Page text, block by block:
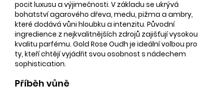
pocit luxusu a výjimečnosti. V základu se ukrývá
bohatství agarového dřeva, medu, pižma a ambry,
které dodává vůni hloubku a intenzitu. Původní
ingredience z nejkvalitnějších zdrojů zajišťují vysokou
kvalitu parfému. Gold Rose Oudh je ideální volbou pro
ty, kteří chtějí vyjádřit svou osobnost s nádechem
sophistication.
Příběh vůně